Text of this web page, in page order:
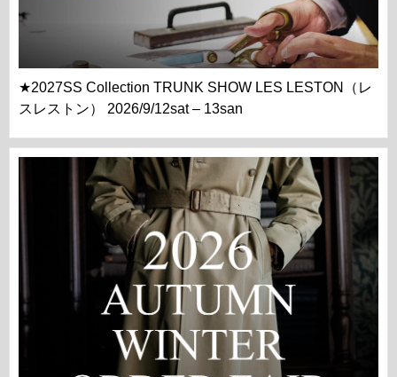
★2027SS Collection TRUNK SHOW LES LESTON（レ
スレストン） 2026/9/12sat – 13san